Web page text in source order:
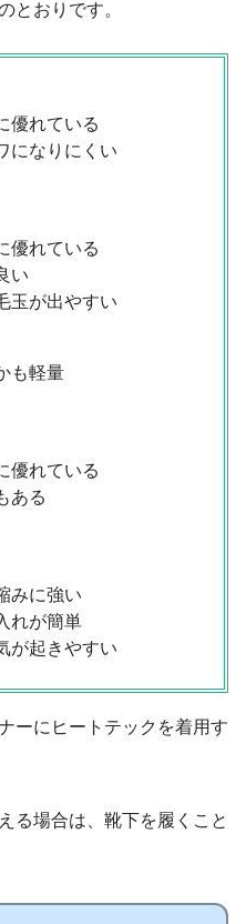
とおりです。
優れている
になりにくい
優れている
い
玉が出やすい
も軽量
優れている
ある
みに強い
れが簡単
が起きやすい
ーにヒートテックを着用す
る場合は、靴下を履くこと